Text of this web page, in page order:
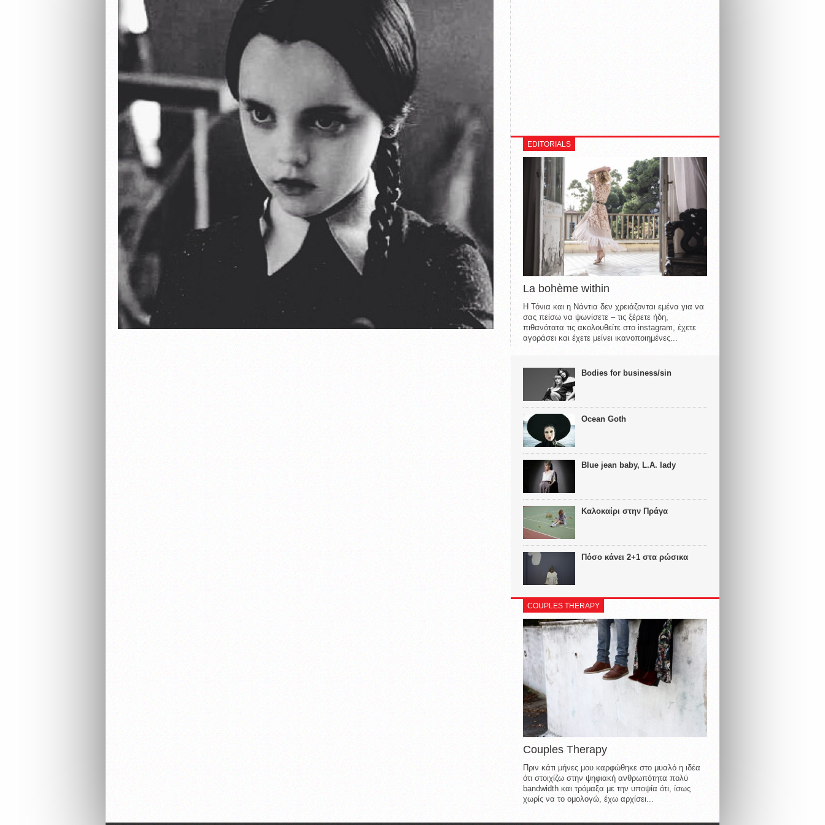
EDITORIALS
La bohème within
Η Τόνια και η Νάντια δεν χρειάζονται εμένα για να
σας πείσω να ψωνίσετε – τις ξέρετε ήδη,
πιθανότατα τις ακολουθείτε στο instagram, έχετε
αγοράσει και έχετε μείνει ικανοποιημένες...
Bodies for business/sin
Ocean Goth
Blue jean baby, L.A. lady
Καλοκαίρι στην Πράγα
Πόσο κάνει 2+1 στα ρώσικα
COUPLES THERAPY
Couples Therapy
Πριν κάτι μήνες μου καρφώθηκε στο μυαλό η ιδέα
ότι στοιχίζω στην ψηφιακή ανθρωπότητα πολύ
bandwidth και τρόμαξα με την υποψία ότι, ίσως
χωρίς να το ομολογώ, έχω αρχίσει...